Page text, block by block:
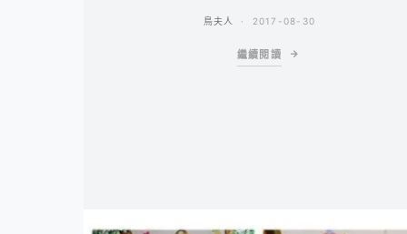
鳥夫人 2017-08-30
繼續閱讀